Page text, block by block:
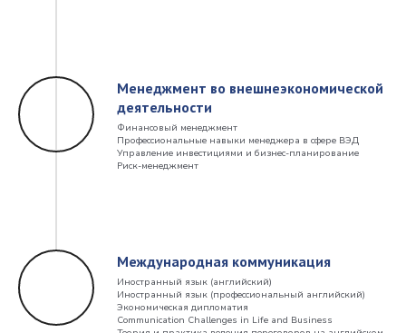
Менеджмент во внешнеэкономической
деятельности
Финансовый менеджмент
Профессиональные навыки менеджера в сфере ВЭД
Управление инвестициями и бизнес-планирование
Риск-менеджмент
Международная коммуникация
Иностранный язык (английский)
Иностранный язык (профессиональный английский)
Экономическая дипломатия
Communication Challenges in Life and Business